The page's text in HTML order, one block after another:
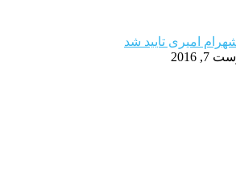
امیری تایید شد
7, 2016